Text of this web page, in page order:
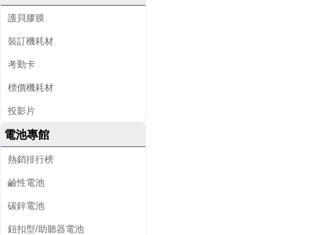
護貝膠膜
裝訂機耗材
考勤卡
標價機耗材
投影片
電池專館
熱銷排行榜
鹼性電池
碳鋅電池
鈕扣型/助聽器電池